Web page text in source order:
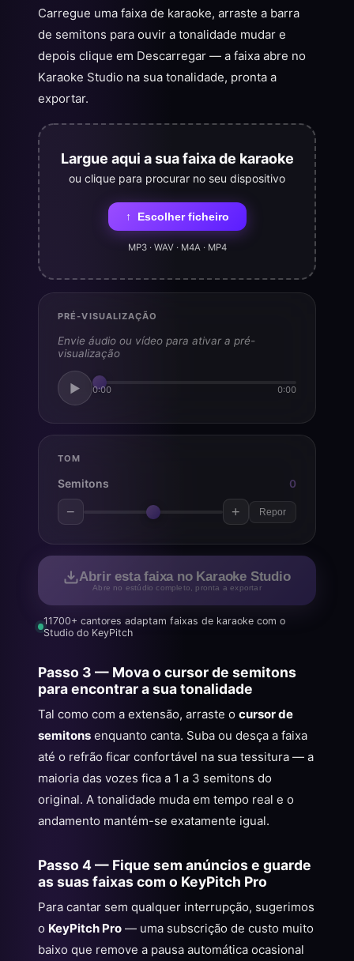
Carregue uma faixa de karaoke, arraste a barra
de semitons para ouvir a tonalidade mudar e
depois clique em Descarregar — a faixa abre no
Karaoke Studio na sua tonalidade, pronta a
exportar.
Largue aqui a sua faixa de karaoke
ou clique para procurar no seu dispositivo
↑ Escolher ficheiro
MP3 · WAV · M4A · MP4
PRÉ-VISUALIZAÇÃO
Envie áudio ou vídeo para ativar a pré-
visualização
▶ 0:00 0:00
TOM
Semitons 0
− + Repor
Abrir esta faixa no Karaoke Studio
Abre no estúdio completo, pronta a exportar
11700+ cantores adaptam faixas de karaoke com o
Studio do KeyPitch
Passo 3 — Mova o cursor de semitons
para encontrar a sua tonalidade
Tal como com a extensão, arraste o cursor de
semitons enquanto canta. Suba ou desça a faixa
até o refrão ficar confortável na sua tessitura — a
maioria das vozes fica a 1 a 3 semitons do
original. A tonalidade muda em tempo real e o
andamento mantém-se exatamente igual.
Passo 4 — Fique sem anúncios e guarde
as suas faixas com o KeyPitch Pro
Para cantar sem qualquer interrupção, sugerimos
o KeyPitch Pro — uma subscrição de custo muito
baixo que remove a pausa automática ocasional